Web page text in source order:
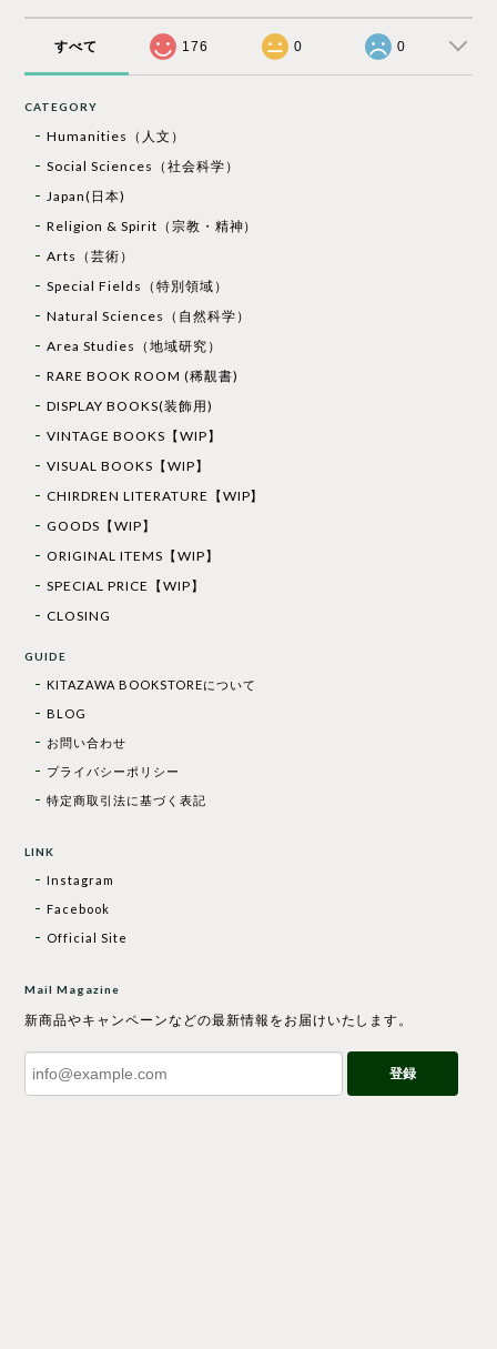
すべて 176 0 0
CATEGORY
Humanities（人文）
Social Sciences（社会科学）
Japan(日本)
Religion & Spirit（宗教・精神）
Arts（芸術）
Special Fields（特別領域）
Natural Sciences（自然科学）
Area Studies（地域研究）
RARE BOOK ROOM (稀覯書)
DISPLAY BOOKS(装飾用)
VINTAGE BOOKS【WIP】
VISUAL BOOKS【WIP】
CHIRDREN LITERATURE【WIP】
GOODS【WIP】
ORIGINAL ITEMS【WIP】
SPECIAL PRICE【WIP】
CLOSING
GUIDE
KITAZAWA BOOKSTOREについて
BLOG
お問い合わせ
プライバシーポリシー
特定商取引法に基づく表記
LINK
Instagram
Facebook
Official Site
Mail Magazine
新商品やキャンペーンなどの最新情報をお届けいたします。
登録